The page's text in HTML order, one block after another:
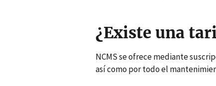
¿Existe una
NCMS se ofrece mediante
así como por todo el